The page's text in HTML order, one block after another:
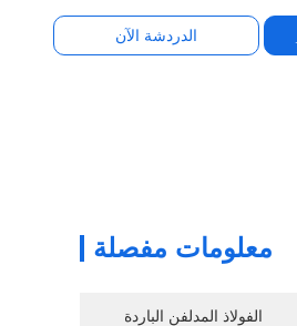
الدردشة الآن
معلومات مفصلة
الفولاذ المدلفن الباردة